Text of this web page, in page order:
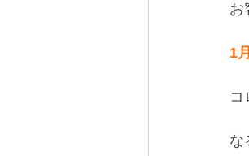
お
1
コ
な